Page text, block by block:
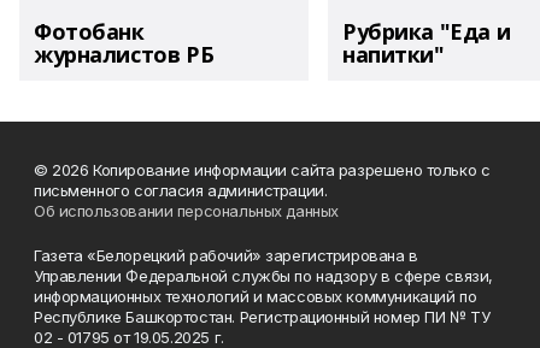
Фотобанк
журналистов РБ
Рубрика "Еда и
напитки"
© 2026 Копирование информации сайта разрешено только с
письменного согласия администрации.
Об использовании персональных данных
Газета «Белорецкий рабочий» зарегистрирована в
Управлении Федеральной службы по надзору в сфере связи,
информационных технологий и массовых коммуникаций по
Республике Башкортостан. Регистрационный номер ПИ № ТУ
02 - 01795 от 19.05.2025 г.